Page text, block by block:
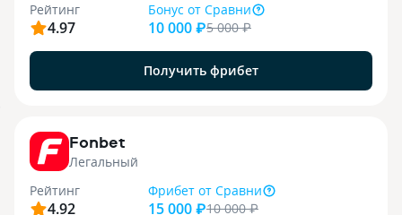
Рейтинг
4.97
Бонус от Сравни
10 000 ₽5 000₽
Получить фрибет
Fonbet
Легальный
Рейтинг
4.92
Фрибет от Сравни
15 000 ₽10 000₽